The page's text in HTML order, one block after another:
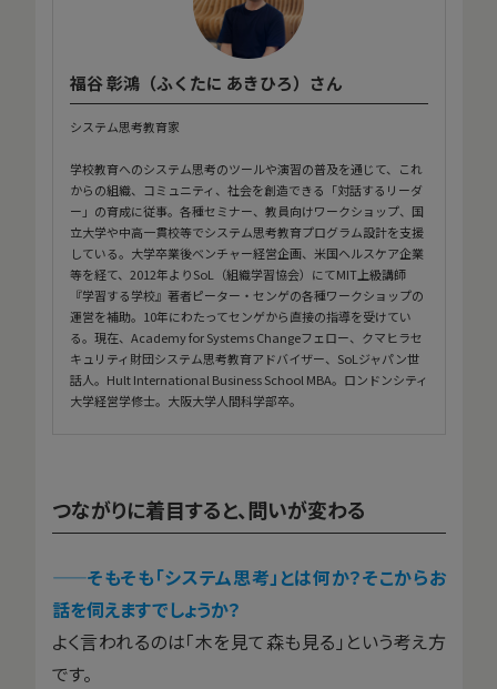
福谷 彰鴻（ふくたに あきひろ）さん
システム思考教育家
学校教育へのシステム思考のツールや演習の普及を通じて、これ
からの組織、コミュニティ、社会を創造できる「対話するリーダ
ー」の育成に従事。各種セミナー、教員向けワークショップ、国
立大学や中高一貫校等でシステム思考教育プログラム設計を支援
している。大学卒業後べンチャー経営企画、米国ヘルスケア企業
等を経て、2012年よりSoL（組織学習協会）にてMIT上級講師
『学習する学校』著者ピーター・センゲの各種ワークショップの
運営を補助。10年にわたってセンゲから直接の指導を受けてい
る。現在、Academy for Systems Changeフェロー、クマヒラセ
キュリティ財団システム思考教育アドバイザー、SoLジャパン世
話人。Hult International Business School MBA。ロンドンシティ
大学経営学修士。大阪大学人間科学部卒。
つながりに着目すると、問いが変わる
——そもそも「システム思考」とは何か？そこからお
話を伺えますでしょうか？
よく言われるのは「木を見て森も見る」という考え方
です。